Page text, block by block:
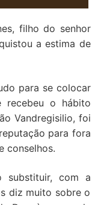
filho do senhor
a estima de
para se colocar
recebeu o hábito
Vandregisilio, foi
para fora
conselhos.
substituir, com a
diz muito sobre o